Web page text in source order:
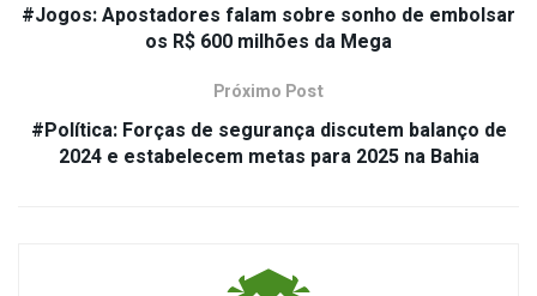
#Jogos: Apostadores falam sobre sonho de embolsar
os R$ 600 milhões da Mega
Próximo Post
#Política: Forças de segurança discutem balanço de
2024 e estabelecem metas para 2025 na Bahia